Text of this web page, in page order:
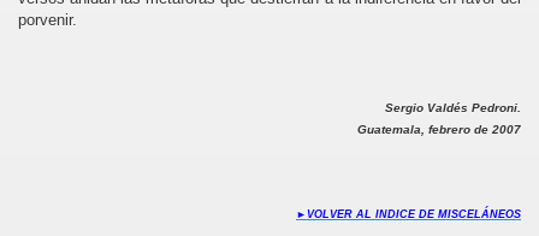
porvenir.
Sergio Valdés Pedroni.
Guatemala, febrero de 2007
► VOLVER AL INDICE DE MISCELÁNEOS